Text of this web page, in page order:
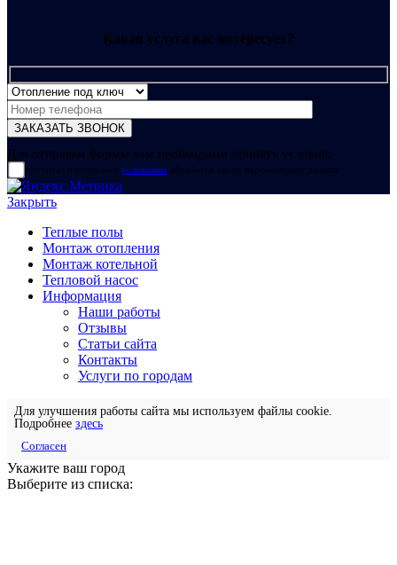
Какая услуга вас интересует?
Для отправки формы вам необходимо принять условия:
прочитал и согласен с условиями обработки своих персональных данных
Закрыть
Теплые полы
Монтаж отопления
Монтаж котельной
Тепловой насос
Информация
Наши работы
Отзывы
Статьи сайта
Контакты
Услуги по городам
Для улучшения работы сайта мы используем файлы cookie.
Подробнее здесь
Согласен
Укажите ваш город
Выберите из списка: